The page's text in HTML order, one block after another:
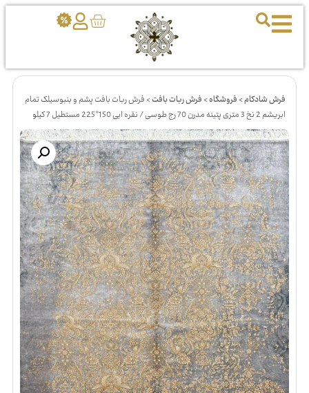
فرش شادکام>فروشگاه>فرش ربات بافت>فرش ربات بافت پشم و بنبوسیلک تمام
ابریشم 2 نخ 3 متری پتینه مدرن 70 رج طوسی / نقره ایی 150*225 مستطیل 7 کیلو